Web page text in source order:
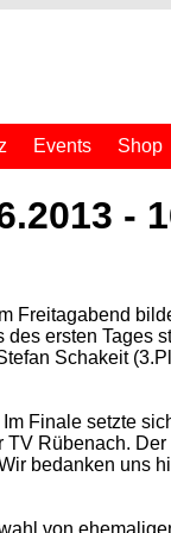
Events Shop
-
Freitagabend
ersten Tages
Schakeit
Finale setzte
Rübenach.
bedanken uns
von